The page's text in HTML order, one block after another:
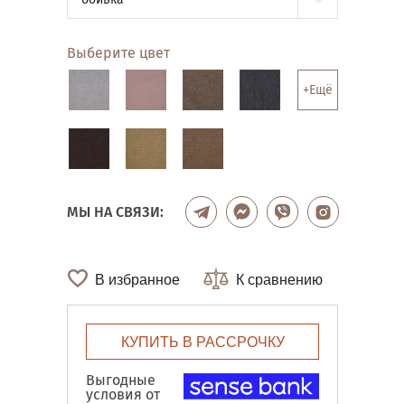
Выберите цвет
+Ещё
МЫ НА СВЯЗИ:
В избранное К сравнению
КУПИТЬ В РАССРОЧКУ
Выгодные
условия от